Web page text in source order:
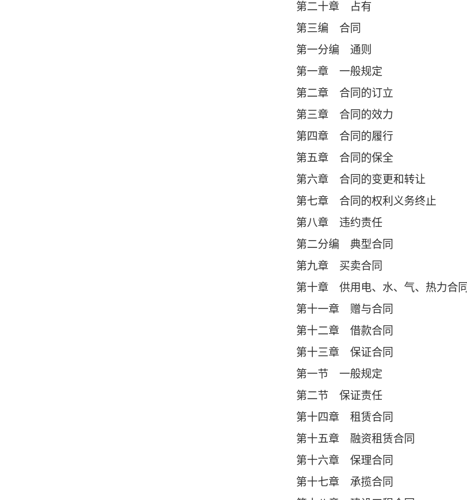
第二十章 占有
第三编 合同
第一分编 通则
第一章 一般规定
第二章 合同的订立
第三章 合同的效力
第四章 合同的履行
第五章 合同的保全
第六章 合同的变更和转让
第七章 合同的权利义务终止
第八章 违约责任
第二分编 典型合同
第九章 买卖合同
第十章 供用电、水、气、热力合同
第十一章 赠与合同
第十二章 借款合同
第十三章 保证合同
第一节 一般规定
第二节 保证责任
第十四章 租赁合同
第十五章 融资租赁合同
第十六章 保理合同
第十七章 承揽合同